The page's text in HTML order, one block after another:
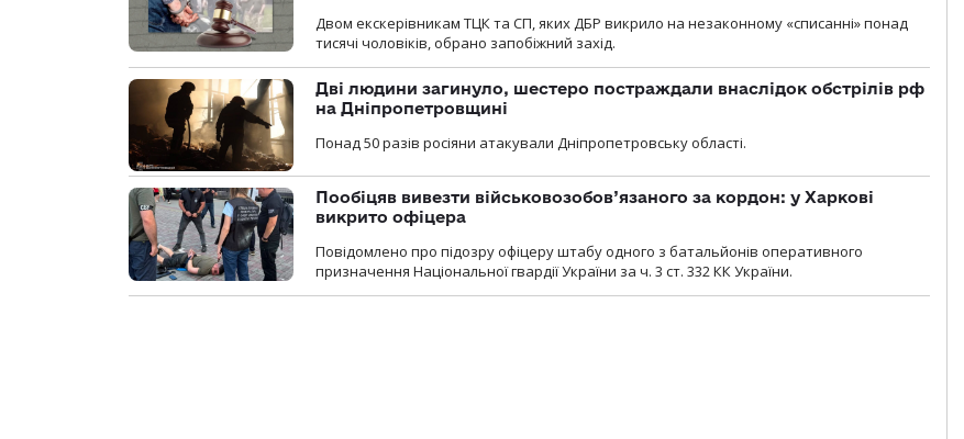
Двом екскерівникам ТЦК та СП, яких ДБР викрило на незаконному «списанні» понад
тисячі чоловіків, обрано запобіжний захід.
Дві людини загинуло, шестеро постраждали внаслідок обстрілів рф
на Дніпропетровщині
Понад 50 разів росіяни атакували Дніпропетровську області.
Пообіцяв вивезти військовозобов’язаного за кордон: у Харкові
викрито офіцера
Повідомлено про підозру офіцеру штабу одного з батальйонів оперативного
призначення Національної гвардії України за ч. 3 ст. 332 КК України.